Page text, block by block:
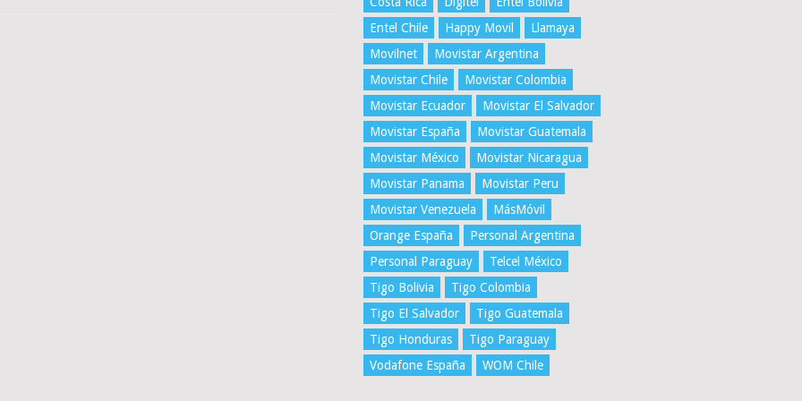
Entel Chile
Happy Movil
Llamaya
Movilnet
Movistar Argentina
Movistar Chile
Movistar Colombia
Movistar Ecuador
Movistar El Salvador
Movistar España
Movistar Guatemala
Movistar México
Movistar Nicaragua
Movistar Panama
Movistar Peru
Movistar Venezuela
MásMóvil
Orange España
Personal Argentina
Personal Paraguay
Telcel México
Tigo Bolivia
Tigo Colombia
Tigo El Salvador
Tigo Guatemala
Tigo Honduras
Tigo Paraguay
Vodafone España
WOM Chile